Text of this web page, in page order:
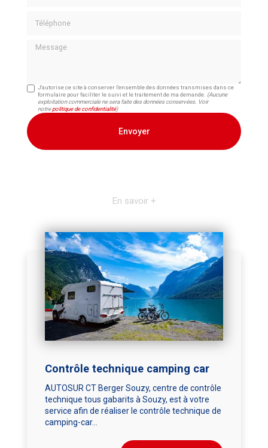
Message
J'autorise ce site à conserver l'ensemble des données transmises dans ce
formulaire pour faciliter le suivi et le traitement de ma demande. (Aucune
exploitation commerciale ne sera faite des données conservées. Voir
notrepolitique de confidentialité)
En savoir +
Contrôle technique camping car
AUTOSUR CT Berger Souzy, centre de contrôle
technique tous gabarits à Souzy, est à votre
service afin de réaliser le contrôle technique de
camping-car...